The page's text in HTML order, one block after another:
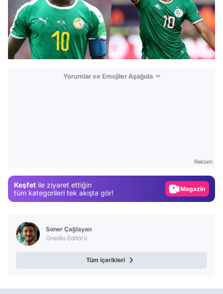
Yorumlar ve Emojiler Aşağıda
Reklam
Keşfet ile ziyaret ettiğin
tüm kategorileri tek akışta gör!
Magazin
Soner Çağlayan
Onedio Editörü
Tüm içerikleri